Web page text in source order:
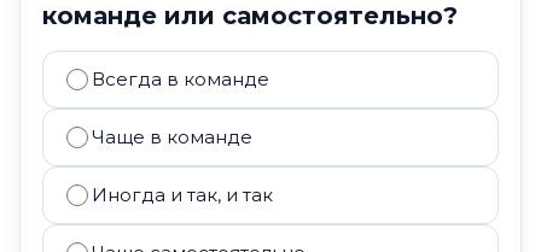
команде или самостоятельно?
Всегда в команде
Чаще в команде
Иногда и так, и так